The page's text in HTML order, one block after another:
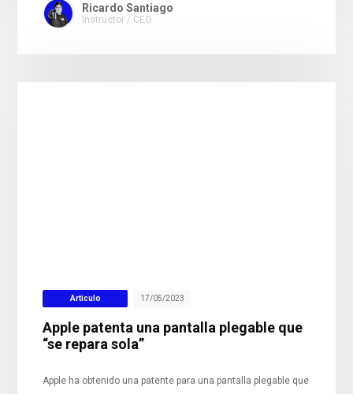
Ricardo Santiago
Instructor / CEO
Articulo 17/05/2023
Apple patenta una pantalla plegable que
“se repara sola”
Apple ha obtenido una patente para una pantalla plegable que